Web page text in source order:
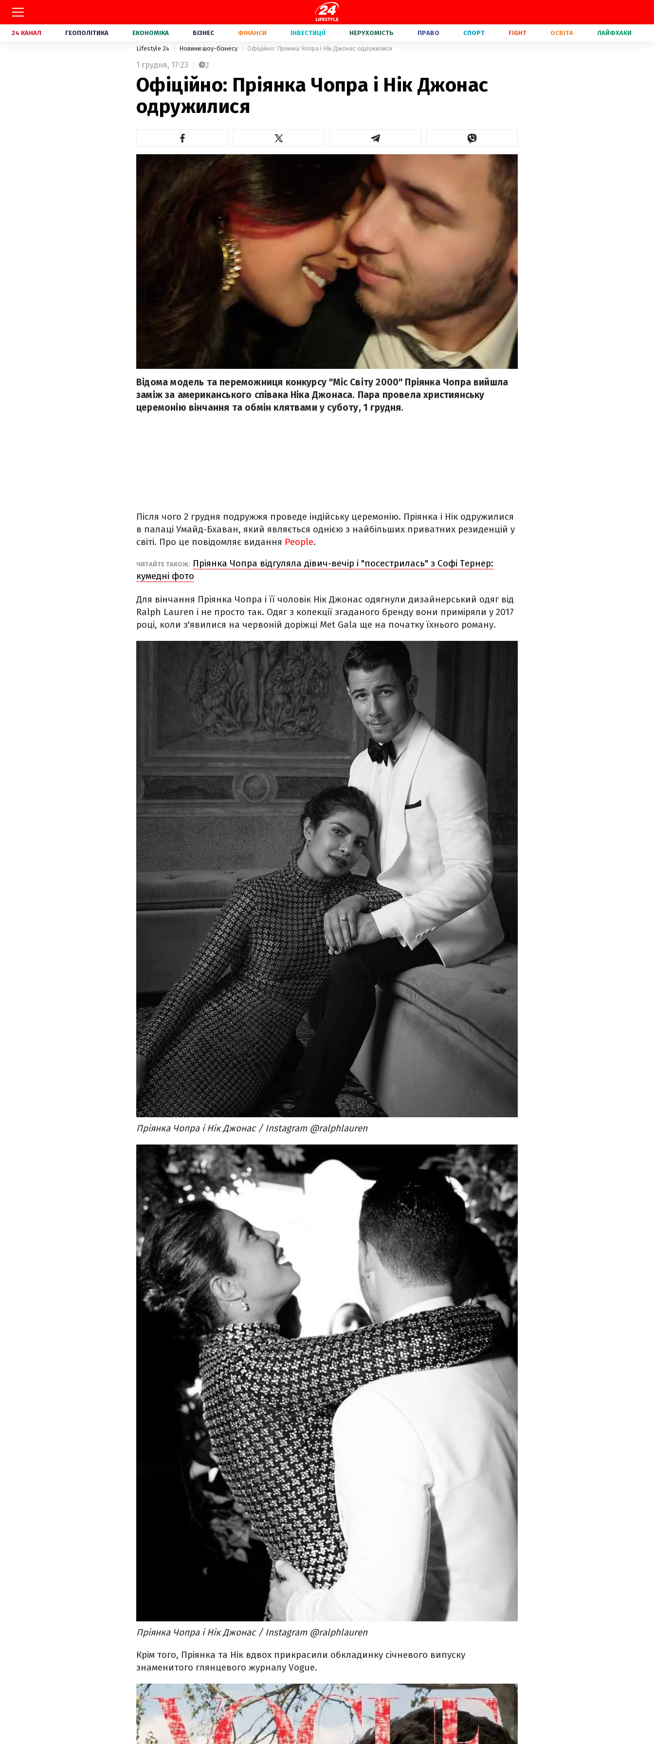
24 КАНАЛ ГЕОПОЛІТИКА ЕКОНОМІКА БІЗНЕС ФІНАНСИ ІНВЕСТИЦІЇ НЕРУХОМІСТЬ ПРАВО СПОРТ FIGHT ОСВІТА ЛАЙФХАКИ
Lifestyle 24 Новини шоу-бізнесу Офіційно: Пріянка Чопра і Нік Джонас одружилися
1 грудня, 17:23 2
Офіційно: Пріянка Чопра і Нік Джонас
одружилися
Відома модель та переможниця конкурсу "Міс Світу 2000" Пріянка Чопра вийшла
заміж за американського співака Ніка Джонаса. Пара провела християнську
церемонію вінчання та обмін клятвами у суботу, 1 грудня.
Після чого 2 грудня подружжя проведе індійську церемонію. Пріянка і Нік одружилися
в палаці Умайд-Бхаван, який являється однією з найбільших приватних резиденцій у
світі. Про це повідомляє видання People.
ЧИТАЙТЕ ТАКОЖ: Пріянка Чопра відгуляла дівич-вечір і "посестрилась" з Софі Тернер:
кумедні фото
Для вінчання Пріянка Чопра і її чоловік Нік Джонас одягнули дизайнерський одяг від
Ralph Lauren і не просто так. Одяг з колекції згаданого бренду вони приміряли у 2017
році, коли з'явилися на червоній доріжці Met Gala ще на початку їхнього роману.
Пріянка Чопра і Нік Джонас / Instagram @ralphlauren
Пріянка Чопра і Нік Джонас / Instagram @ralphlauren
Крім того, Пріянка та Нік вдвох прикрасили обкладинку січневого випуску
знаменитого глянцевого журналу Vogue.